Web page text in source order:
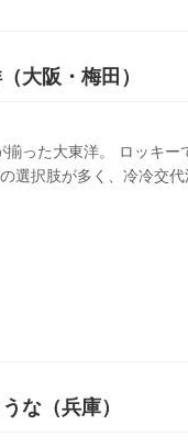
大阪・梅田）
揃った大東洋。 ロッキ
選択肢が多く、冷冷交
な（兵庫）